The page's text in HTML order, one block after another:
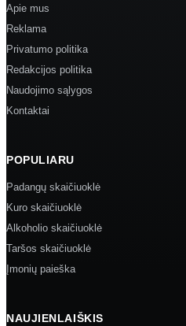
Apie mus
Reklama
Privatumo politika
Redakcijos politika
Naudojimo sąlygos
Kontaktai
POPULIARU
Padangų skaičiuoklė
Kuro skaičiuoklė
Alkoholio skaičiuoklė
Taršos skaičiuoklė
Įmonių paieška
NAUJIENLAIŠKIS